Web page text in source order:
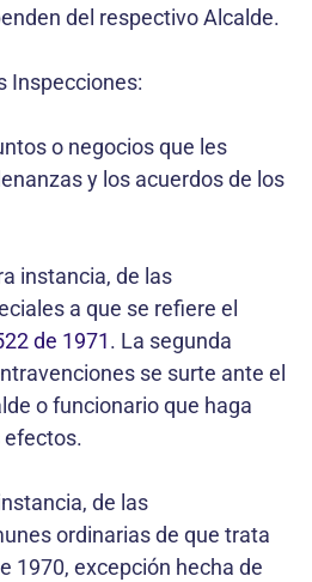
del respectivo Alcalde.
Inspecciones:
o negocios que les
y los acuerdos de los
instancia, de las
a que se refiere el
de 1971. La segunda
se surte ante el
o funcionario que haga
efectos.
de las
ordinarias de que trata
1970, excepción hecha de